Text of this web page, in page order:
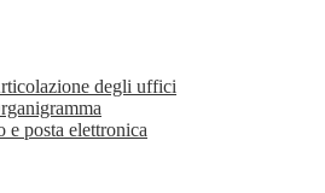
degli uffici
e posta elettronica